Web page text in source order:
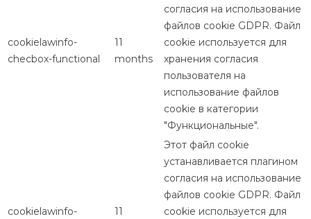
cookielawinfo-
checbox-functional
11
months
согласия на использование
файлов cookie GDPR. Файл
cookie используется для
хранения согласия
пользователя на
использование файлов
cookie в категории
"Функциональные".
cookielawinfo-
11
Этот файл cookie
устанавливается плагином
согласия на использование
файлов cookie GDPR. Файл
cookie используется для